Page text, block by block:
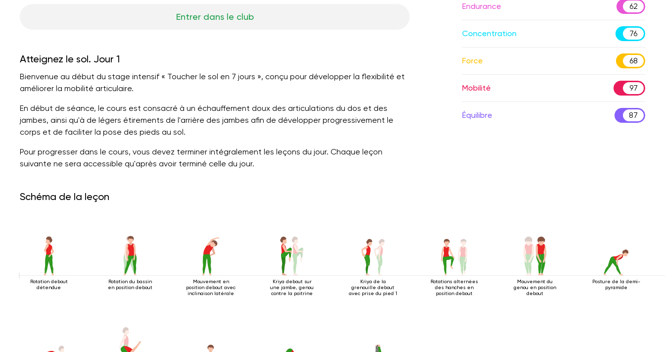
Entrer dans le club
Atteignez le sol. Jour 1
Bienvenue au début du stage intensif « Toucher le sol en 7 jours », conçu pour développer la flexibilité et
améliorer la mobilité articulaire.
En début de séance, le cours est consacré à un échauffement doux des articulations du dos et des
jambes, ainsi qu'à de légers étirements de l'arrière des jambes afin de développer progressivement le
corps et de faciliter la pose des pieds au sol.
Pour progresser dans le cours, vous devez terminer intégralement les leçons du jour. Chaque leçon
suivante ne sera accessible qu'après avoir terminé celle du jour.
Endurance 62
Concentration 76
Force 68
Mobilité 97
Équilibre 87
Schéma de la leçon
Rotation debout
détendue
Rotation du bassin
en position debout
Mouvement en
position debout avec
inclinaison latérale
Kriya debout sur
une jambe, genou
contre la poitrine
Kriya de la
grenouille debout
avec prise du pied 1
Rotations alternées
des hanches en
position debout
Mouvement du
genou en position
debout
Posture de la demi-
pyramide